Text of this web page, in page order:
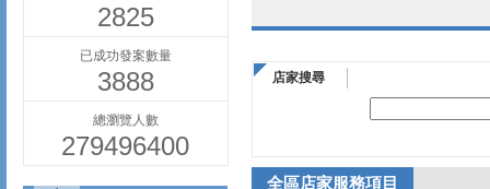
2825
已成功發案數量
3888
總瀏覽人數
279496400
店家搜尋
全區店家服務項目